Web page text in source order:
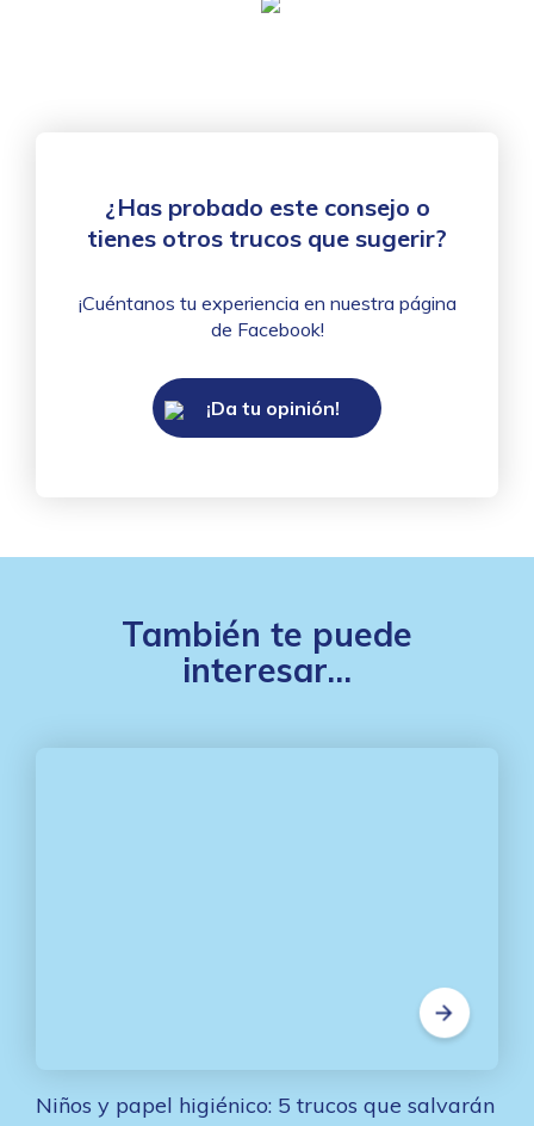
¿Has probado este consejo o
tienes otros trucos que sugerir?
¡Cuéntanos tu experiencia en nuestra página
de Facebook!
¡Da tu opinión!
También te puede
interesar...
Niños y papel higiénico: 5 trucos que salvarán